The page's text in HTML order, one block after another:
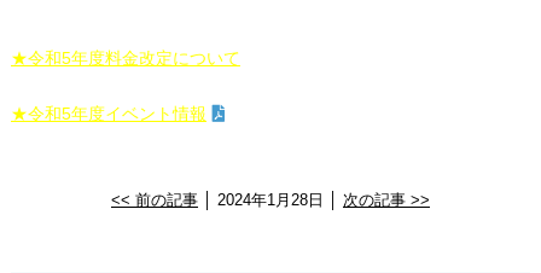
★令和5年度料金改定について
★令和5年度イベント情報
<< 前の記事│ 2024年1月28日 │ 次の記事 >>